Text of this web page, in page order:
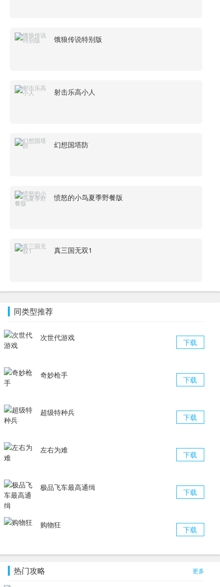
饿狼传说特别版
射击乐高小人
幻想国塔防
愤怒的小鸟夏季野餐版
真三国无双1
同类型推荐
下载
次世代游戏
下载
奇妙枪手
下载
超级特种兵
下载
左右为难
下载
极品飞车最高通缉
下载
购物狂
热门攻略 更多